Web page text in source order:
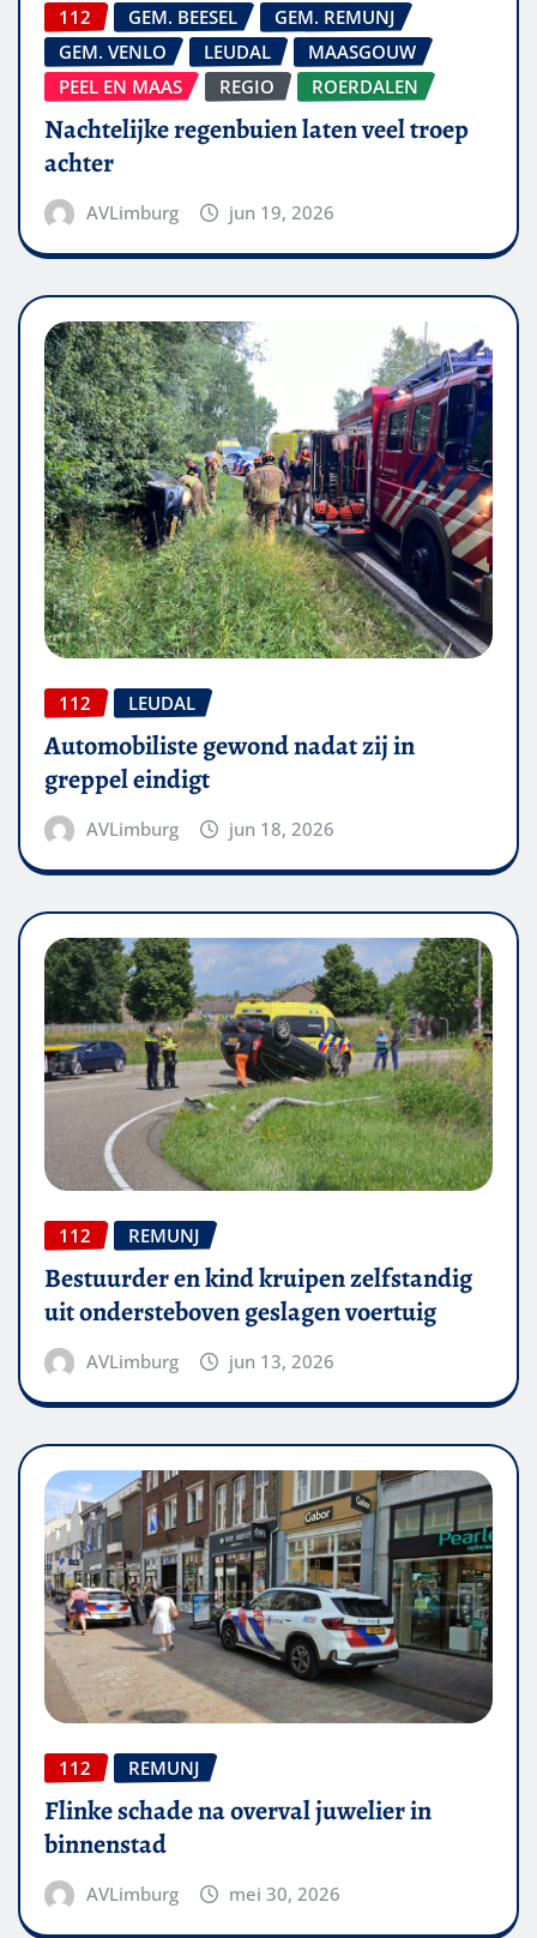
112 GEM. BEESEL
GEM. REMUNJ
GEM. VENLO
LEUDAL
MAASGOUW
PEEL EN MAAS
REGIO ROERDALEN
Nachtelijke regenbuien laten veel troep
achter
AVLimburg jun 19, 2026
112 LEUDAL
Automobiliste gewond nadat zij in
greppel eindigt
AVLimburg jun 18, 2026
112 REMUNJ
Bestuurder en kind kruipen zelfstandig
uit ondersteboven geslagen voertuig
AVLimburg jun 13, 2026
112 REMUNJ
Flinke schade na overval juwelier in
binnenstad
AVLimburg mei 30, 2026